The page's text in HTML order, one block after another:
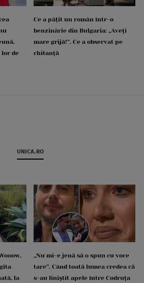
de
Ce a pățit un român într-o
benzinărie din Bulgaria: „Aveți
mare grijă!”. Ce a observat pe
chitanță
UNICA.RO
la
„Nu mi-e jenă să o spun cu voce
tare”. Când toată lumea credea că
s-au liniștit apele între Codruța